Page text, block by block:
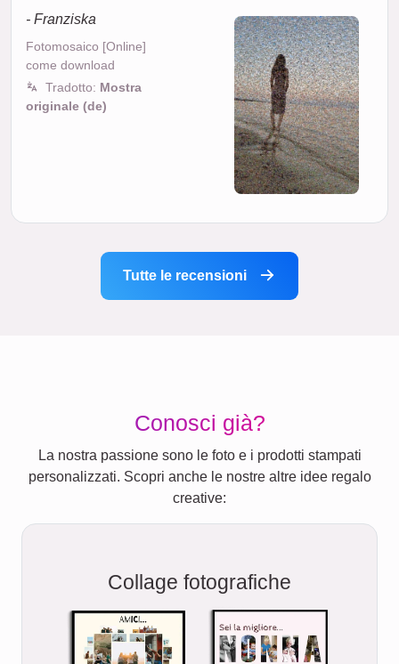
- Franziska
Fotomosaico [Online]
come download
Tradotto: Mostra
originale (de)
Tutte le recensioni
Conosci già?
La nostra passione sono le foto e i prodotti stampati
personalizzati. Scopri anche le nostre altre idee regalo
creative:
Collage fotografiche